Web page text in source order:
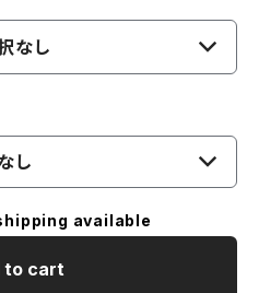
なし
し
available
to cart